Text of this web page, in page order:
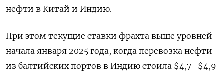
нефти в Китай и Индию.
При этом текущие ставки фрахта выше уровней
начала января 2025 года, когда перевозка нефти
из балтийских портов в Индию стоила $4,7–$4,9